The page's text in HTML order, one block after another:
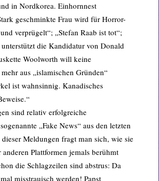
in Nordkorea. Einhornnest
geschminkte Frau wird für Horror-
verprügelt“; „Stefan Raab ist tot“;
unterstützt die Kandidatur von Donald
Woolworth will keine
aus „islamischen Gründen“
ist wahnsinnig. Kanadisches
sind relativ erfolgreiche
„Fake News“ aus den letzten
Meldungen fragt man sich, wie sie
Plattformen jemals berühmt
die Schlagzeilen sind abstrus: Da
misstrauisch werden! Papst